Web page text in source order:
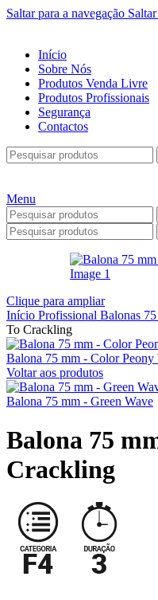
Saltar para a navegação
Início
Sobre Nós
Produtos Venda Livre
Produtos Profissionais
Segurança
Contactos
Menu
Clique para ampliar
Início Profissional Balonas
To Crackling
Balona 75 mm - Color
Voltar aos produtos
Balona 75 mm - Green Wave
Balona 75
Crackling